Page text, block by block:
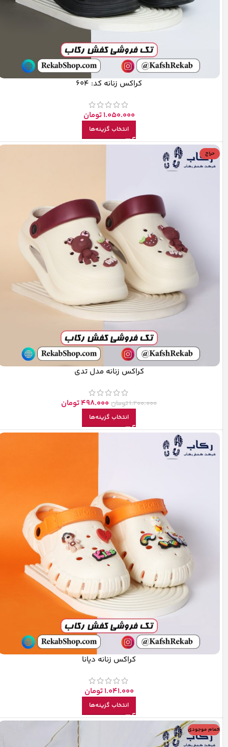
کراکس زنانه کد: 604
1.050.000تومان
انتخاب گزینه‌ها
حراج
کراکس زنانه مدل تدی
1.200.000تومان 498.000تومان
انتخاب گزینه‌ها
کراکس زنانه دیانا
1.041.000تومان
انتخاب گزینه‌ها
اتمام موجودی